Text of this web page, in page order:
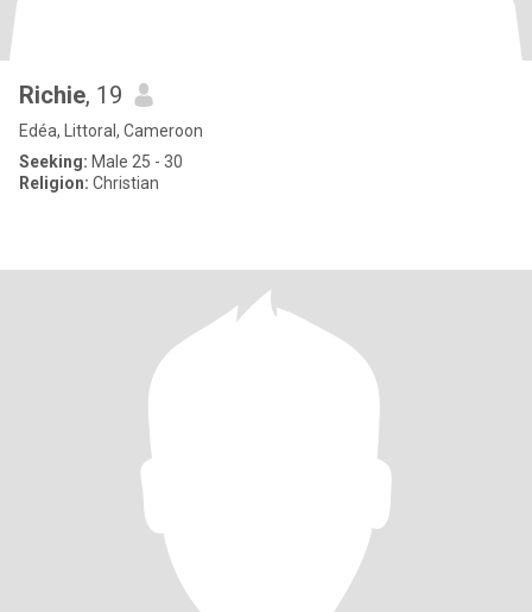
Richie, 19
Edéa, Littoral, Cameroon
Seeking: Male 25 - 30
Religion: Christian